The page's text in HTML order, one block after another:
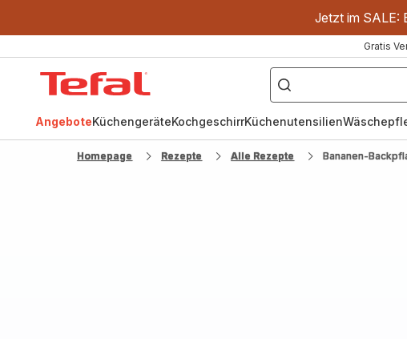
Jetzt im SALE:
Gratis
["OptiGrill","Easy
Fry","Pfanne"]
AngeboteKüchengeräteKochgeschirrKüchenutensilien
Homepage Rezepte Alle Rezepte Bananen-